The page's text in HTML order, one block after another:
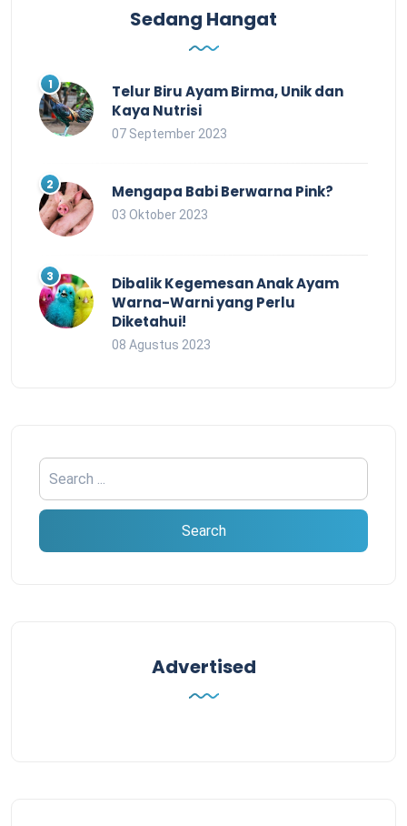
Sedang Hangat
Telur Biru Ayam Birma, Unik dan
Kaya Nutrisi
07 September 2023
Mengapa Babi Berwarna Pink?
03 Oktober 2023
Dibalik Kegemesan Anak Ayam
Warna-Warni yang Perlu
Diketahui!
08 Agustus 2023
Advertised